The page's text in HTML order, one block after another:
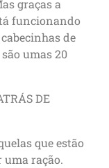
graças a
funcionando
de
umas 20
DE
que estão
uma ração.